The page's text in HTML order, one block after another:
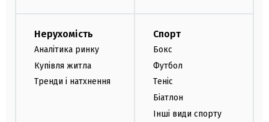
Нерухомість
Аналітика ринку
Купівля житла
Тренди і натхнення
Спорт
Бокс
Футбол
Теніс
Біатлон
Інші види спорту